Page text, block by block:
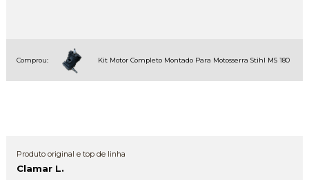
Comprou: Kit Motor Completo Montado Para Motosserra Stihl MS 180
Produto original e top de linha
Clamar L.